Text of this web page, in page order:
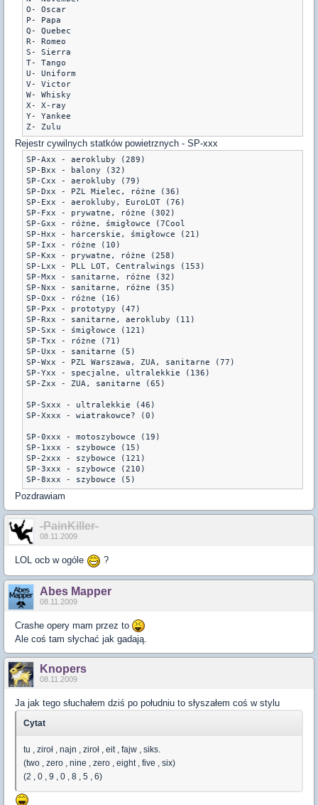
O- Oscar
P- Papa
Q- Quebec
R- Romeo
S- Sierra
T- Tango
U- Uniform
V- Victor
W- Whisky
X- X-ray
Y- Yankee
Z- Zulu
Rejestr cywilnych statków powietrznych - SP-xxx
SP-Axx - aerokluby (289)
SP-Bxx - balony (32)
SP-Cxx - aerokluby (79)
SP-Dxx - PZL Mielec, różne (36)
SP-Exx - aerokluby, EuroLOT (76)
SP-Fxx - prywatne, różne (302)
SP-Gxx - różne, śmigłowce (7Cool
SP-Hxx - harcerskie, śmigłowce (21)
SP-Ixx - różne (10)
SP-Kxx - prywatne, różne (258)
SP-Lxx - PLL LOT, Centralwings (153)
SP-Mxx - sanitarne, różne (32)
SP-Nxx - sanitarne, różne (35)
SP-Oxx - różne (16)
SP-Pxx - prototypy (47)
SP-Rxx - sanitarne, aerokluby (11)
SP-Sxx - śmigłowce (121)
SP-Txx - różne (71)
SP-Uxx - sanitarne (5)
SP-Wxx - PZL Warszawa, ZUA, sanitarne (77)
SP-Yxx - specjalne, ultralekkie (136)
SP-Zxx - ZUA, sanitarne (65)
SP-Sxxx - ultralekkie (46)
SP-Xxxx - wiatrakowce? (0)
SP-0xxx - motoszybowce (19)
SP-1xxx - szybowce (15)
SP-2xxx - szybowce (121)
SP-3xxx - szybowce (210)
SP-8xxx - szybowce (5)
Pozdrawiam
-PainKiller-
08.11.2009
LOL ocb w ogóle ?
Abes Mapper
08.11.2009
Crashe opery mam przez to
Ale coś tam słychać jak gadają.
Knopers
08.11.2009
Ja jak tego słuchałem dziś po południu to słyszałem coś w stylu
Cytat
tu , ziroł , najn , ziroł , eit , fajw , siks.
(two , zero , nine , zero , eight , five , six)
(2 , 0 , 9 , 0 , 8 , 5 , 6)